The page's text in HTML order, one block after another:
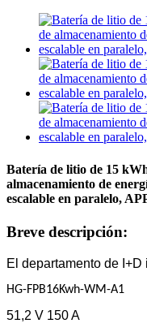
Batería de litio de 15
almacenamiento de
escalable en paralelo,
Breve descripción:
El departamento de
HG-FPB16Kwh-WM-A1
51,2 V 150 A